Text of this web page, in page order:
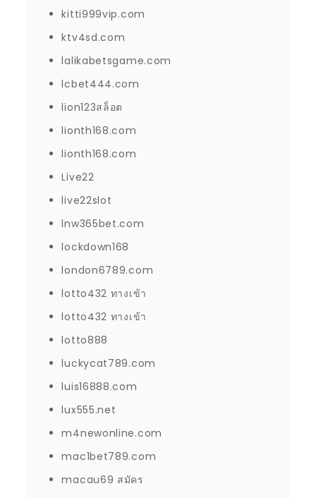
kitti999vip.com
ktv4sd.com
lalikabetsgame.com
lcbet444.com
lion123สล็อต
lionth168.com
lionth168.com
Live22
live22slot
lnw365bet.com
lockdown168
london6789.com
lotto432 ทางเข้า
lotto432 ทางเข้า
lotto888
luckycat789.com
luis16888.com
lux555.net
m4newonline.com
mac1bet789.com
macau69 สมัคร